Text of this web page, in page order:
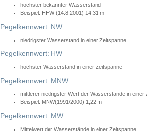
höchster bekannter Wasserstand
Beispiel: HHW (14.8.2001) 14,31 m
Pegelkennwert: NW
niedrigster Wasserstand in einer Zeitspanne
Pegelkennwert: HW
höchster Wasserstand in einer Zeitspanne
Pegelkennwert: MNW
mittlerer niedrigster Wert der Wasserstände in einer
Beispiel: MNW(1991/2000) 1,22 m
Pegelkennwert: MW
Mittelwert der Wasserstände in einer Zeitspanne